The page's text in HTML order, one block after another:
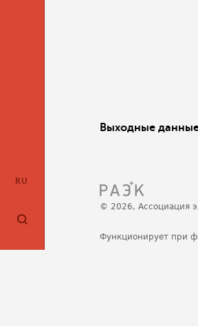
RU
Выходные
© 2026, Ассоциация
Функционирует при
развития, связи и